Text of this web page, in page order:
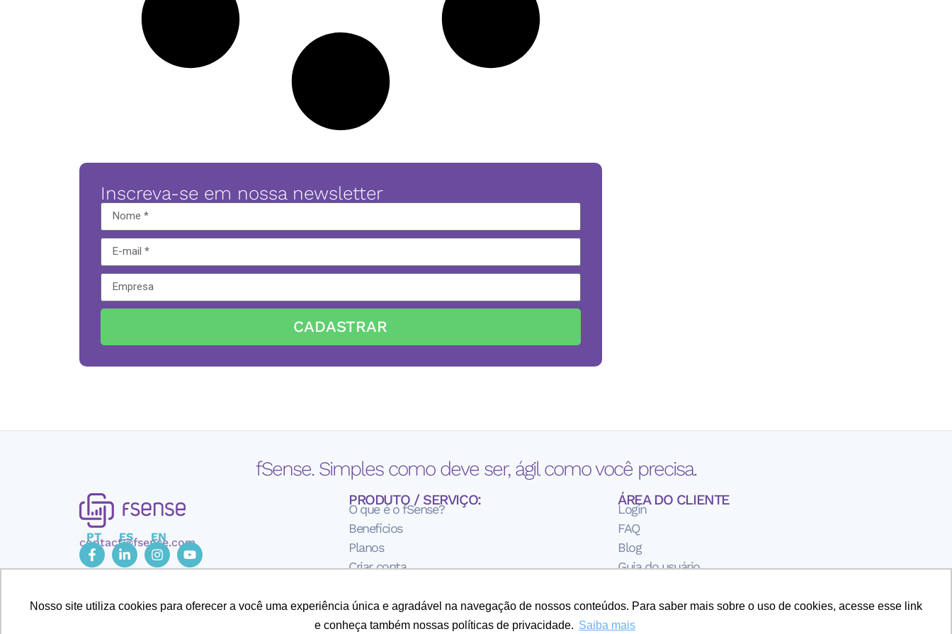
Nosso site utiliza cookies para oferecer a você uma experiência única e agradável na navegação de nossos conteúdos. Para saber mais sobre o uso de cookies, acesse esse link
e conheça também nossas políticas de privacidade. Saiba mais
Inscreva-se em nossa newsletter
CADASTRAR
fSense. Simples como deve ser, ágil como você precisa.
PT ES EN
contact@fsense.com
PRODUTO / SERVIÇO:
O que é o fSense?
Benefícios
Planos
Criar conta
ÁREA DO CLIENTE
Login
FAQ
Blog
Guia do usuário
Política de Privavidade
Sobre a iLink Solutions